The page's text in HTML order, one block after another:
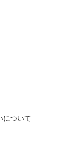
について